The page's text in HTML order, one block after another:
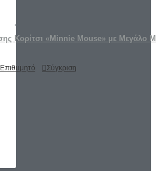
Κορίτσι «Minnie Mouse» με Μεγάλο
Επιθυμητό Σύγκριση